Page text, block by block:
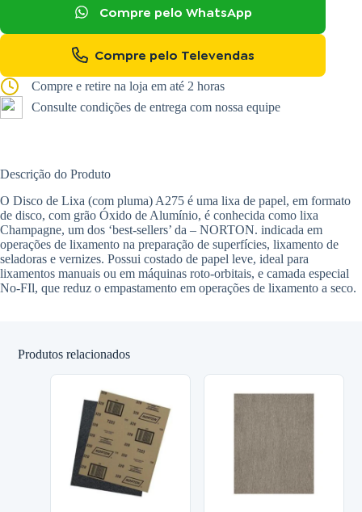
Compre pelo WhatsApp
Compre pelo Televendas
Compre e retire na loja em até 2 horas
Consulte condições de entrega com nossa equipe
Descrição do Produto
O Disco de Lixa (com pluma) A275 é uma lixa de papel, em formato
de disco, com grão Óxido de Alumínio, é conhecida como lixa
Champagne, um dos ‘best-sellers’ da – NORTON. indicada em
operações de lixamento na preparação de superfícies, lixamento de
seladoras e vernizes. Possui costado de papel leve, ideal para
lixamentos manuais ou em máquinas roto-orbitais, e camada especial
No-FIl, que reduz o empastamento em operações de lixamento a seco.
Produtos relacionados